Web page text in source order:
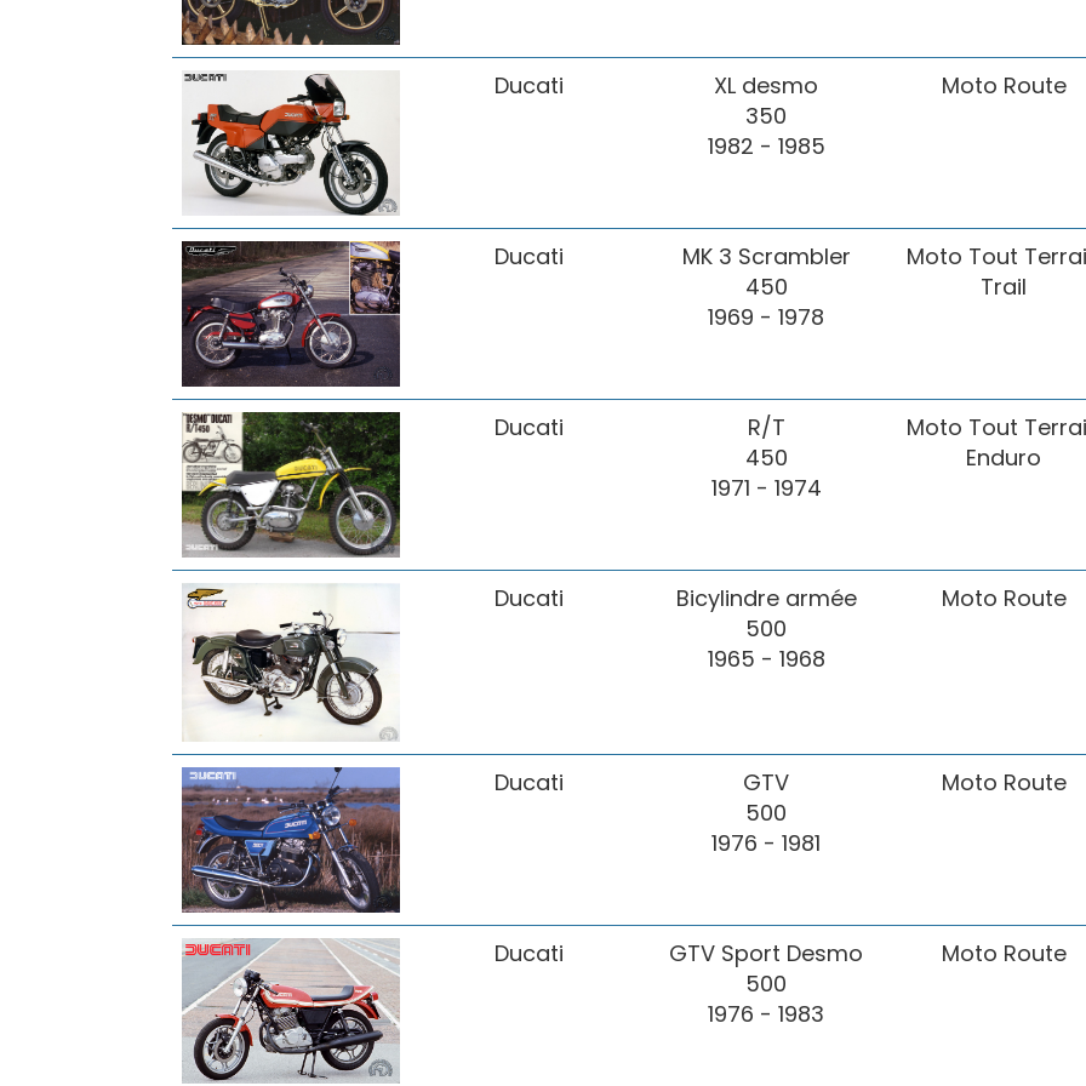
Ducati
XL desmo
350
1982 - 1985
Moto Route
Ducati
MK 3 Scrambler
450
1969 - 1978
Moto Tout
Trail
Ducati
R/T
450
1971 - 1974
Moto Tout
Enduro
Ducati
Bicylindre armée
500
1965 - 1968
Moto Route
Ducati
GTV
500
1976 - 1981
Moto Route
Ducati
GTV Sport Desmo
500
1976 - 1983
Moto Route